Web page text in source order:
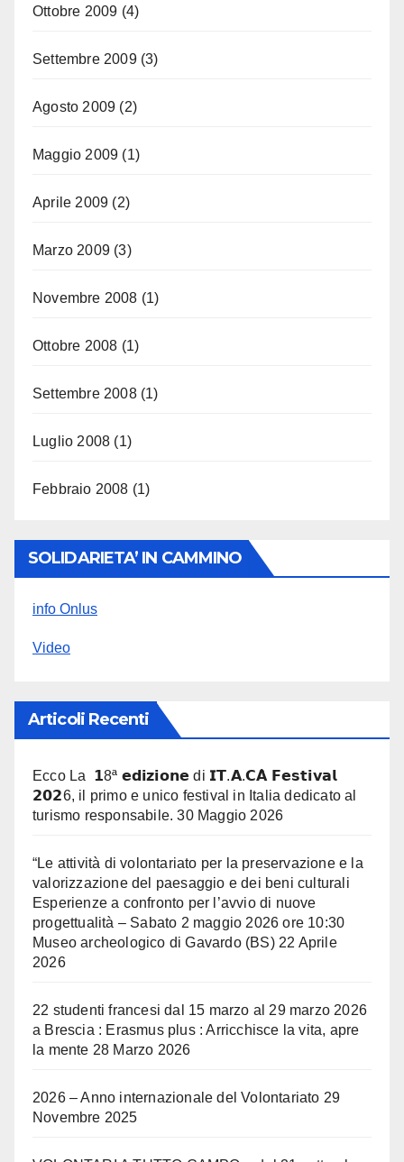
Ottobre 2009 (4)
Settembre 2009(3)
Agosto 2009 (2)
Maggio 2009 (1)
Aprile 2009 (2)
Marzo 2009 (3)
Novembre 2008 (1)
Ottobre 2008 (1)
Settembre 2008(1)
Luglio 2008 (1)
Febbraio 2008 (1)
SOLIDARIETA’ IN CAMMINO
info Onlus
Video
Articoli Recenti
Ecco La 𝟭8ª 𝗲𝗱𝗶𝘇𝗶𝗼𝗻𝗲 di 𝗜𝗧.𝗔.𝗖𝗔̀ 𝗙𝗲𝘀𝘁𝗶𝘃𝗮𝗹
𝟮𝟬𝟮6, il primo e unico festival in Italia dedicato al
turismo responsabile. 30 Maggio 2026
“Le attività di volontariato per la preservazione e la
valorizzazione del paesaggio e dei beni culturali
Esperienze a confronto per l’avvio di nuove
progettualità – Sabato 2 maggio 2026 ore 10:30
Museo archeologico di Gavardo (BS) 22 Aprile
2026
22 studenti francesi dal 15 marzo al 29 marzo 2026
a Brescia : Erasmus plus : Arricchisce la vita, apre
la mente 28 Marzo 2026
2026 – Anno internazionale del Volontariato 29
Novembre 2025